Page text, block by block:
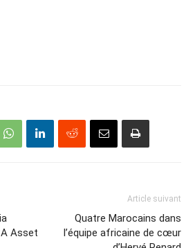
Asset
Article suivant
Quatre Marocains dans
l’équipe africaine de cœur